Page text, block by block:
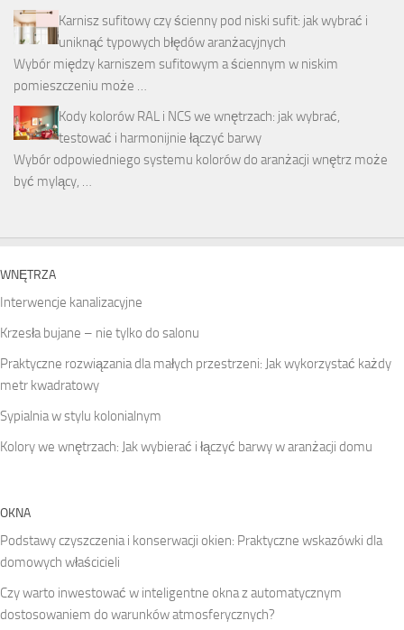
Karnisz sufitowy czy ścienny pod niski sufit: jak wybrać i
uniknąć typowych błędów aranżacyjnych
Wybór między karniszem sufitowym a ściennym w niskim
pomieszczeniu może …
Kody kolorów RAL i NCS we wnętrzach: jak wybrać,
testować i harmonijnie łączyć barwy
Wybór odpowiedniego systemu kolorów do aranżacji wnętrz może
być mylący, …
WNĘTRZA
Interwencje kanalizacyjne
Krzesła bujane – nie tylko do salonu
Praktyczne rozwiązania dla małych przestrzeni: Jak wykorzystać każdy
metr kwadratowy
Sypialnia w stylu kolonialnym
Kolory we wnętrzach: Jak wybierać i łączyć barwy w aranżacji domu
OKNA
Podstawy czyszczenia i konserwacji okien: Praktyczne wskazówki dla
domowych właścicieli
Czy warto inwestować w inteligentne okna z automatycznym
dostosowaniem do warunków atmosferycznych?